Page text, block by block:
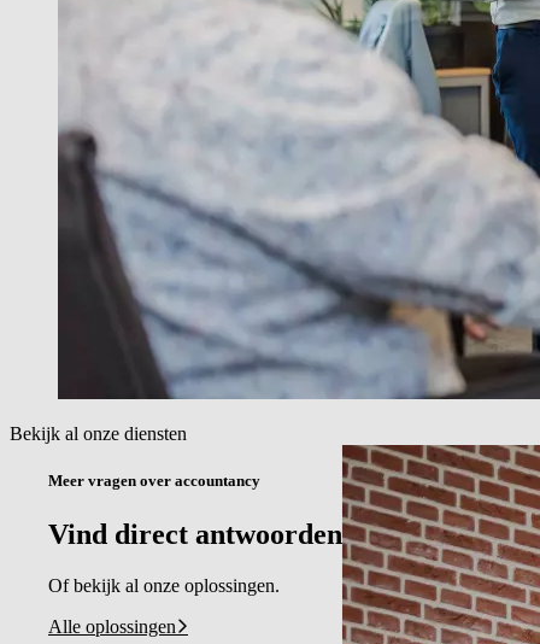
Bekijk al onze diensten
Meer vragen over accountancy
Vind direct antwoorden
Of bekijk al onze oplossingen.
Alle oplossingen